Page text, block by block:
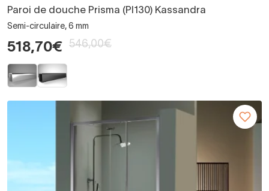
Paroi de douche Prisma (PI130) Kassandra
Semi-circulaire, 6 mm
518,70€ 546,00€